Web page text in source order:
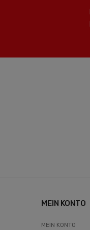
MEIN KONTO
MEIN KONTO